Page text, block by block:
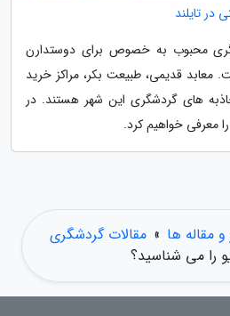
تایلند
محبوب به خصوص برای دوستدارن
قدیمی، طبیعت بکر، مراکز خرید
های گردشگری این شهر هستند. در
معرفی خواهیم کرد.
مقاله ها » مقالات گردشگری
را می شناسید؟